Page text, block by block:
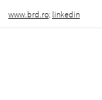
www.brd.ro; linkedin